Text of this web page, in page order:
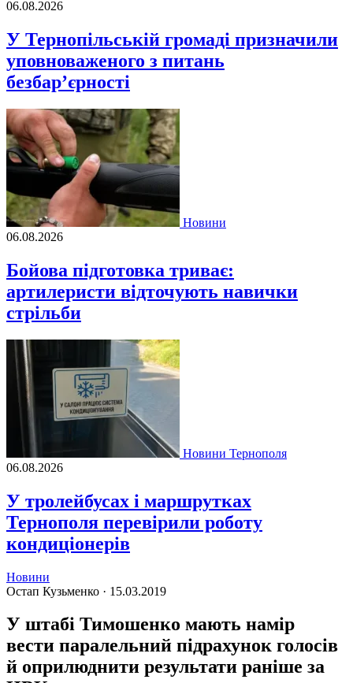
06.08.2026
У Тернопільській громаді призначили
уповноваженого з питань
безбар’єрності
Новини
06.08.2026
Бойова підготовка триває:
артилеристи відточують навички
стрільби
Новини Тернополя
06.08.2026
У тролейбусах і маршрутках
Тернополя перевірили роботу
кондиціонерів
Новини
Остап Кузьменко · 15.03.2019
У штабі Тимошенко мають намір
вести паралельний підрахунок голосів
й оприлюднити результати раніше за